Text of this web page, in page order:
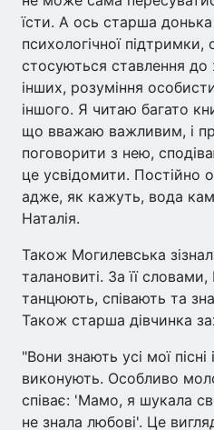
їсти. А ось старша донька
психологічної підтримки,
стосуються ставлення
інших, розуміння
іншого. Я читаю багато
що вважаю важливим, і
поговорити з нею,
це усвідомити. Постійно
адже, як кажуть, вода
Наталія.
Також Могилевська
талановиті. За її
танцюють, співають та
Також старша дівчинка
"Вони знають усі мої пісні
виконують. Особливо
співає: 'Мамо, я шукала
не знала любові'. Це